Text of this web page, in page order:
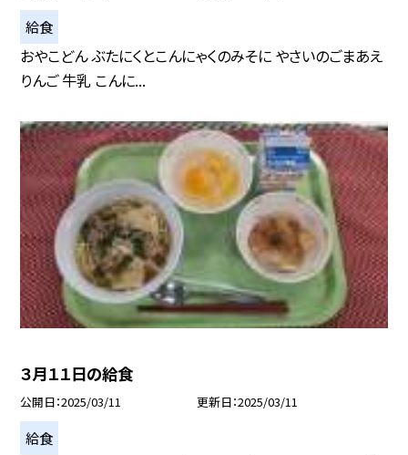
給食
おやこどん ぶたにくとこんにゃくのみそに やさいのごまあえ
りんご 牛乳 こんに...
３月１１日の給食
公開日 2025/03/11 更新日 2025/03/11
給食